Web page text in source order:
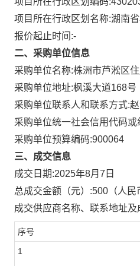
项目所在行政区划名称:湖南
报价起止时间:-
二、采购单位信息
采购单位名称:株洲市芦淞区
采购单位地址:枫溪大道168号
采购单位联系人和联系方式:
采购单位统一社会信用代码或
采购单位预算编码:900064
三、成交信息
成交日期:2025年8月7日
总成交金额（元）:500 （人民
成交供应商名称、联系地址及
序号
1